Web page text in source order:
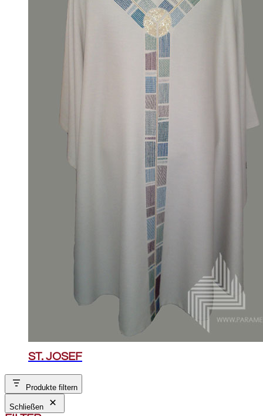
ST. JOSEF
Produkte filtern
Schließen